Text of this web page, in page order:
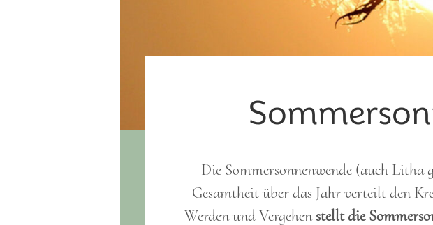
Die Sommersonnenwende (auch Litha
Gesamtheit über das Jahr verteilt den
Werden und Vergehenstellt die